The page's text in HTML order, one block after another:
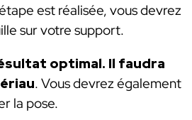
est réalisée, vous devrez
sur votre support.
optimal. Il faudra
. Vous devrez également
la pose.